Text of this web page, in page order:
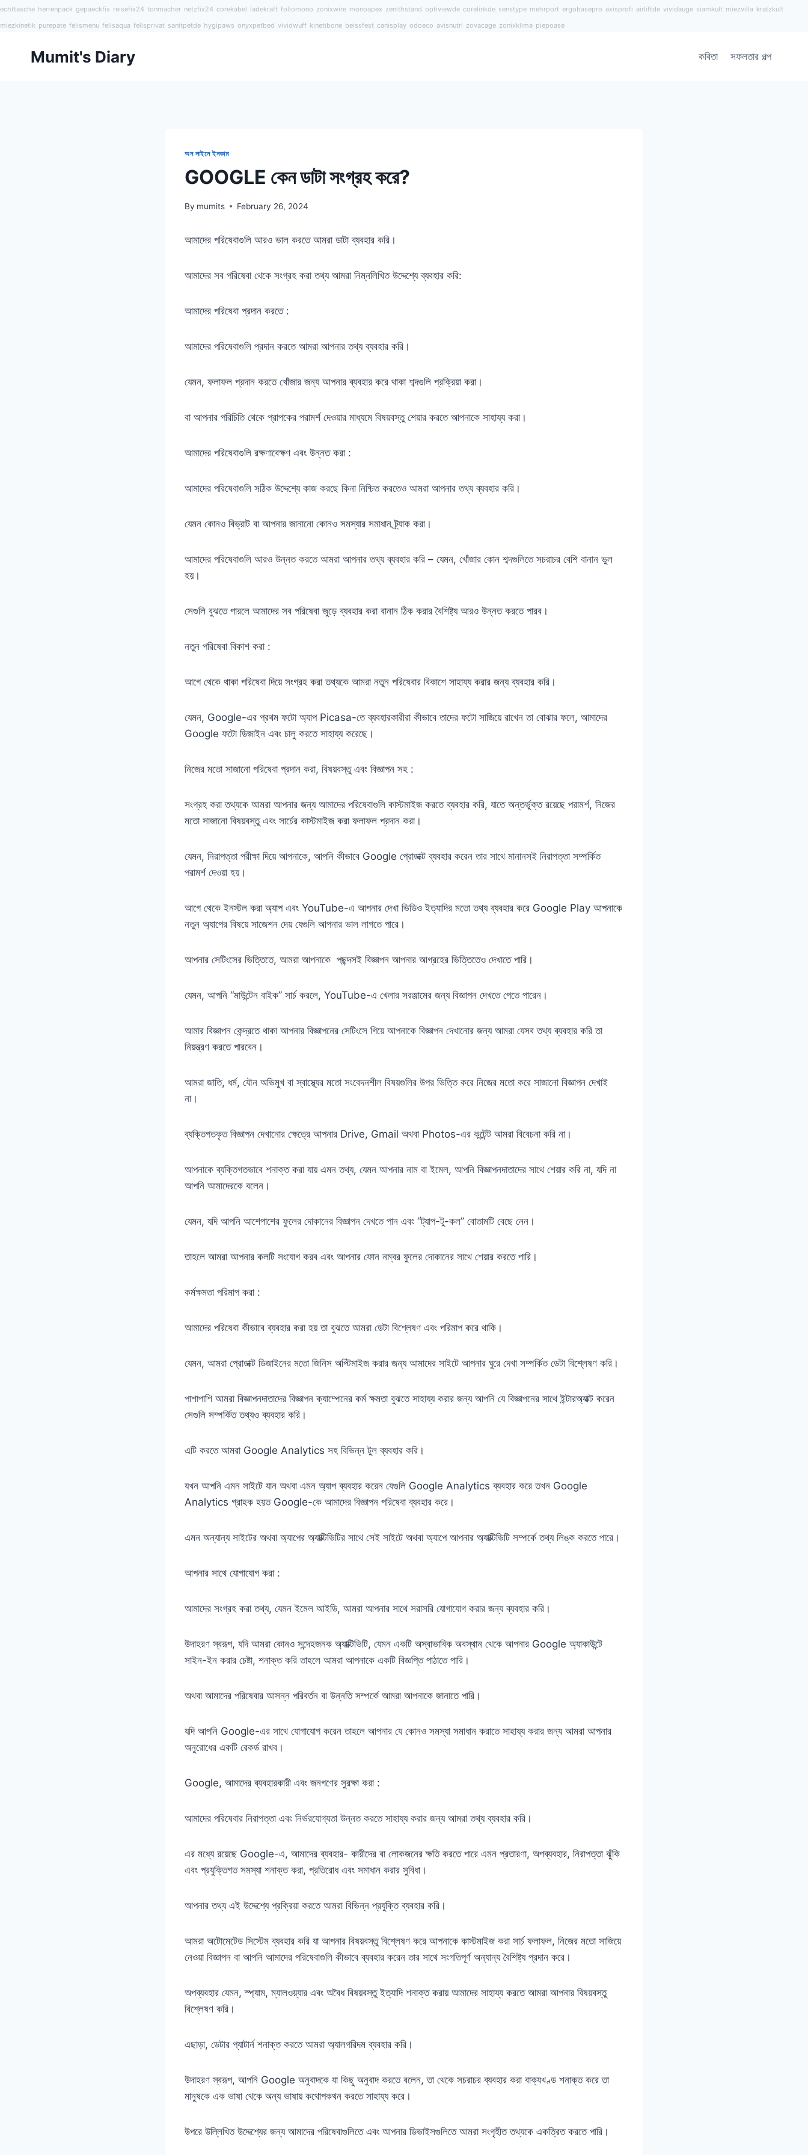
echttasche herrenpack gepaeckfix reisefix24 tonmacher netzfix24 corekabel ladekraft foliomono zonixwire monoapex zenithstand optiviewde corelinkde senstype mehrport ergobasepro axisprofi airliftde vividauge siamkult miezvilla kratzkult
miezkinetik purepate felismenu felisaqua felisprivat sanitpetde hygipaws onyxpetbed vividwuff kinetibone beissfest canisplay odoeco avisnutri zovacage zonixklima piepoase
Mumit's Diary কবিতা সফলতার গল্প
অন লাইনে ইনকাম
GOOGLE কেন ডাটা সংগ্রহ করে?
By mumits February 26, 2024
আমাদের পরিষেবাগুলি আরও ভাল করতে আমরা ডাটা ব্যবহার করি।
আমাদের সব পরিষেবা থেকে সংগ্রহ করা তথ্য আমরা নিম্নলিখিত উদ্দেশ্যে ব্যবহার করি:
আমাদের পরিষেবা প্রদান করতে :
আমাদের পরিষেবাগুলি প্রদান করতে আমরা আপনার তথ্য ব্যবহার করি।
যেমন, ফলাফল প্রদান করতে খোঁজার জন্য আপনার ব্যবহার করে থাকা শব্দগুলি প্রক্রিয়া করা।
বা আপনার পরিচিতি থেকে প্রাপকের পরামর্শ দেওয়ার মাধ্যমে বিষয়বস্তু শেয়ার করতে আপনাকে সাহায্য করা।
আমাদের পরিষেবাগুলি রক্ষণাবেক্ষণ এবং উন্নত করা :
আমাদের পরিষেবাগুলি সঠিক উদ্দেশ্যে কাজ করছে কিনা নিশ্চিত করতেও আমরা আপনার তথ্য ব্যবহার করি।
যেমন কোনও বিভ্রাট বা আপনার জানানো কোনও সমস্যার সমাধান ট্র্যাক করা।
আমাদের পরিষেবাগুলি আরও উন্নত করতে আমরা আপনার তথ্য ব্যবহার করি – যেমন, খোঁজার কোন শব্দগুলিতে সচরাচর বেশি বানান ভুল
হয়।
সেগুলি বুঝতে পারলে আমাদের সব পরিষেবা জুড়ে ব্যবহার করা বানান ঠিক করার বৈশিষ্ট্য আরও উন্নত করতে পারব।
নতুন পরিষেবা বিকাশ করা :
আগে থেকে থাকা পরিষেবা দিয়ে সংগ্রহ করা তথ্যকে আমরা নতুন পরিষেবার বিকাশে সাহায্য করার জন্য ব্যবহার করি।
যেমন, Google-এর প্রথম ফটো অ্যাপ Picasa-তে ব্যবহারকারীরা কীভাবে তাদের ফটো সাজিয়ে রাখেন তা বোঝার ফলে, আমাদের
Google ফটো ডিজাইন এবং চালু করতে সাহায্য করেছে।
নিজের মতো সাজানো পরিষেবা প্রদান করা, বিষয়বস্তু এবং বিজ্ঞাপন সহ :
সংগ্রহ করা তথ্যকে আমরা আপনার জন্য আমাদের পরিষেবাগুলি কাস্টমাইজ করতে ব্যবহার করি, যাতে অন্তর্ভুক্ত রয়েছে পরামর্শ, নিজের
মতো সাজানো বিষয়বস্তু এবং সার্চের কাস্টমাইজ করা ফলাফল প্রদান করা।
যেমন, নিরাপত্তা পরীক্ষা দিয়ে আপনাকে, আপনি কীভাবে Google প্রোডাক্ট ব্যবহার করেন তার সাথে মানানসই নিরাপত্তা সম্পর্কিত
পরামর্শ দেওয়া হয়।
আগে থেকে ইনস্টল করা অ্যাপ এবং YouTube-এ আপনার দেখা ভিডিও ইত্যাদির মতো তথ্য ব্যবহার করে Google Play আপনাকে
নতুন অ্যাপের বিষয়ে সাজেশন দেয় যেগুলি আপনার ভাল লাগতে পারে।
আপনার সেটিংসের ভিত্তিতে, আমরা আপনাকে পছন্দসই বিজ্ঞাপন আপনার আগ্রহের ভিত্তিতেও দেখাতে পারি।
যেমন, আপনি “মাউন্টেন বাইক” সার্চ করলে, YouTube-এ খেলার সরঞ্জামের জন্য বিজ্ঞাপন দেখতে পেতে পারেন।
আমার বিজ্ঞাপন কেন্দ্রতে থাকা আপনার বিজ্ঞাপনের সেটিংসে গিয়ে আপনাকে বিজ্ঞাপন দেখানোর জন্য আমরা যেসব তথ্য ব্যবহার করি তা
নিয়ন্ত্রণ করতে পারবেন।
আমরা জাতি, ধর্ম, যৌন অভিমুখ বা স্বাস্থ্যের মতো সংবেদনশীল বিষয়গুলির উপর ভিত্তি করে নিজের মতো করে সাজানো বিজ্ঞাপন দেখাই
না।
ব্যক্তিগতকৃত বিজ্ঞাপন দেখানোর ক্ষেত্রে আপনার Drive, Gmail অথবা Photos-এর কন্টেন্ট আমরা বিবেচনা করি না।
আপনাকে ব্যক্তিগতভাবে শনাক্ত করা যায় এমন তথ্য, যেমন আপনার নাম বা ইমেল, আপনি বিজ্ঞাপনদাতাদের সাথে শেয়ার করি না, যদি না
আপনি আমাদেরকে বলেন।
যেমন, যদি আপনি আশেপাশের ফুলের দোকানের বিজ্ঞাপন দেখতে পান এবং “ট্যাপ-টু-কল” বোতামটি বেছে নেন।
তাহলে আমরা আপনার কলটি সংযোগ করব এবং আপনার ফোন নম্বর ফুলের দোকানের সাথে শেয়ার করতে পারি।
কর্মক্ষমতা পরিমাপ করা :
আমাদের পরিষেবা কীভাবে ব্যবহার করা হয় তা বুঝতে আমরা ডেটা বিশ্লেষণ এবং পরিমাপ করে থাকি।
যেমন, আমরা প্রোডাক্ট ডিজাইনের মতো জিনিস অপ্টিমাইজ করার জন্য আমাদের সাইটে আপনার ঘুরে দেখা সম্পর্কিত ডেটা বিশ্লেষণ করি।
পাশাপাশি আমরা বিজ্ঞাপনদাতাদের বিজ্ঞাপন ক্যাম্পেনের কর্ম ক্ষমতা বুঝতে সাহায্য করার জন্য আপনি যে বিজ্ঞাপনের সাথে ইন্টারঅ্যাক্ট করেন
সেগুলি সম্পর্কিত তথ্যও ব্যবহার করি।
এটি করতে আমরা Google Analytics সহ বিভিন্ন টুল ব্যবহার করি।
যখন আপনি এমন সাইটে যান অথবা এমন অ্যাপ ব্যবহার করেন যেগুলি Google Analytics ব্যবহার করে তখন Google
Analytics গ্রাহক হয়ত Google-কে আমাদের বিজ্ঞাপন পরিষেবা ব্যবহার করে।
এমন অন্যান্য সাইটের অথবা অ্যাপের অ্যাক্টিভিটির সাথে সেই সাইটে অথবা অ্যাপে আপনার অ্যাক্টিভিটি সম্পর্কে তথ্য লিঙ্ক করতে পারে।
আপনার সাথে যোগাযোগ করা :
আমাদের সংগ্রহ করা তথ্য, যেমন ইমেল আইডি, আমরা আপনার সাথে সরাসরি যোগাযোগ করার জন্য ব্যবহার করি।
উদাহরণ স্বরূপ, যদি আমরা কোনও সন্দেহজনক অ্যাক্টিভিটি, যেমন একটি অস্বাভাবিক অবস্থান থেকে আপনার Google অ্যাকাউন্টে
সাইন-ইন করার চেষ্টা, শনাক্ত করি তাহলে আমরা আপনাকে একটি বিজ্ঞপ্তি পাঠাতে পারি।
অথবা আমাদের পরিষেবার আসন্ন পরিবর্তন বা উন্নতি সম্পর্কে আমরা আপনাকে জানাতে পারি।
যদি আপনি Google-এর সাথে যোগাযোগ করেন তাহলে আপনার যে কোনও সমস্যা সমাধান করাতে সাহায্য করার জন্য আমরা আপনার
অনুরোধের একটি রেকর্ড রাখব।
Google, আমাদের ব্যবহারকারী এবং জনগণের সুরক্ষা করা :
আমাদের পরিষেবার নিরাপত্তা এবং নির্ভরযোগ্যতা উন্নত করতে সাহায্য করার জন্য আমরা তথ্য ব্যবহার করি।
এর মধ্যে রয়েছে Google-এ, আমাদের ব্যবহার- কারীদের বা লোকজনের ক্ষতি করতে পারে এমন প্রতারণা, অপব্যবহার, নিরাপত্তা ঝুঁকি
এবং প্রযুক্তিগত সমস্যা শনাক্ত করা, প্রতিরোধ এবং সমাধান করার সুবিধা।
আপনার তথ্য এই উদ্দেশ্যে প্রক্রিয়া করতে আমরা বিভিন্ন প্রযুক্তি ব্যবহার করি।
আমরা অটোমেটেড সিস্টেম ব্যবহার করি যা আপনার বিষয়বস্তু বিশ্লেষণ করে আপনাকে কাস্টমাইজ করা সার্চ ফলাফল, নিজের মতো সাজিয়ে
নেওয়া বিজ্ঞাপন বা আপনি আমাদের পরিষেবাগুলি কীভাবে ব্যবহার করেন তার সাথে সংগতিপূর্ণ অন্যান্য বৈশিষ্ট্য প্রদান করে।
অপব্যবহার যেমন, স্প্যাম, ম্যালওয়্যার এবং অবৈধ বিষয়বস্তু ইত্যাদি শনাক্ত করায় আমাদের সাহায্য করতে আমরা আপনার বিষয়বস্তু
বিশ্লেষণ করি।
এছাড়া, ডেটার প্যাটার্ন শনাক্ত করতে আমরা অ্যালগরিদম ব্যবহার করি।
উদাহরণ স্বরূপ, আপনি Google অনুবাদকে যা কিছু অনুবাদ করতে বলেন, তা থেকে সচরাচর ব্যবহার করা বাক্যখণ্ড শনাক্ত করে তা
মানুষকে এক ভাষা থেকে অন্য ভাষায় কথোপকথন করতে সাহায্য করে।
উপরে উল্লিখিত উদ্দেশ্যের জন্য আমাদের পরিষেবাগুলিতে এবং আপনার ডিভাইসগুলিতে আমরা সংগৃহীত তথ্যকে একত্রিত করতে পারি।